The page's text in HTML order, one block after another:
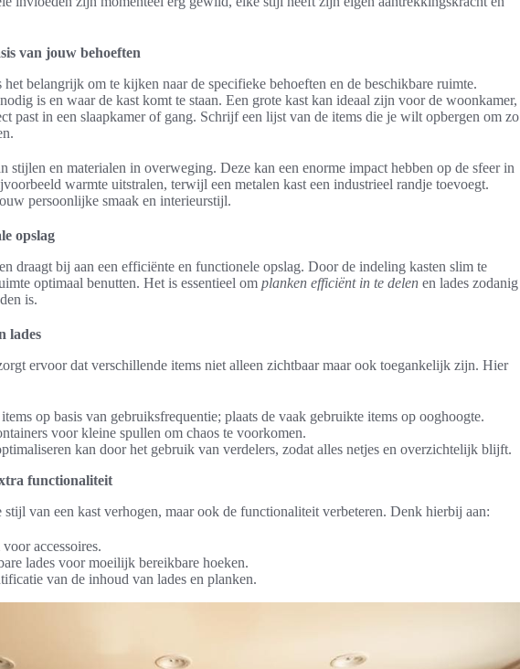
van jouw behoeften
belangrijk om te kijken naar de specifieke behoeften en de beschikbare ruimte.
is en waar de kast komt te staan. Een grote kast kan ideaal zijn voor de woonkamer,
past in een slaapkamer of gang. Schrijf een lijst van de items die je wilt opbergen om zo
stijlen en materialen in overweging. Deze kan een enorme impact hebben op de sfeer in
warmte uitstralen, terwijl een metalen kast een industrieel randje toevoegt.
persoonlijke smaak en interieurstijl.
opslag
draagt bij aan een efficiënte en functionele opslag. Door de indeling kasten slim te
optimaal benutten. Het is essentieel om planken efficiënt in te delen en lades zodanig
is.
lades
ervoor dat verschillende items niet alleen zichtbaar maar ook toegankelijk zijn. Hier
op basis van gebruiksfrequentie; plaats de vaak gebruikte items op ooghoogte.
voor kleine spullen om chaos te voorkomen.
kan door het gebruik van verdelers, zodat alles netjes en overzichtelijk blijft.
functionaliteit
stijl van een kast verhogen, maar ook de functionaliteit verbeteren. Denk hierbij aan:
accessoires.
lades voor moeilijk bereikbare hoeken.
van de inhoud van lades en planken.